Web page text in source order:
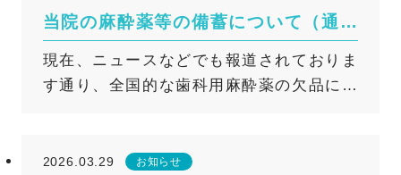
も多いのではないでしょうか。 これは健
康な人にも起こる生理現象ですが、 実は、
睡眠中のだ液の量が関係しています。 体
が休息モードに入る睡眠中は、 消化・吸収
と、だ液のクリーニング作用や 細菌を抑え
当院の麻酔薬等の備蓄について（通常
通り診療を行っております）
現在、ニュースなどでも報道されておりま
す通り、全国的な歯科用麻酔薬の欠品によ
グローブ・エプロン・抗生物質などの医療
2026.03.29 お知らせ